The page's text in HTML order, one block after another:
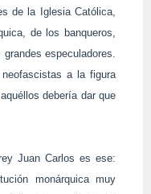
de la Iglesia Católica,
de los banqueros,
especuladores.
a la figura
debería dar que
Juan Carlos es ese:
monárquica muy